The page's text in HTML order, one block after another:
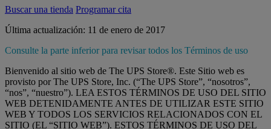
Buscar una tienda Programar cita
Última actualización: 11 de enero de 2017
Consulte la parte inferior para revisar todos los Términos de uso
Bienvenido al sitio web de The UPS Store®. Este Sitio web es
provisto por The UPS Store, Inc. (“The UPS Store”, “nosotros”,
“nos”, “nuestro”). LEA ESTOS TÉRMINOS DE USO DEL SITIO
WEB DETENIDAMENTE ANTES DE UTILIZAR ESTE SITIO
WEB Y TODOS LOS SERVICIOS RELACIONADOS CON EL
SITIO (EL “SITIO WEB”). ESTOS TÉRMINOS DE USO DEL